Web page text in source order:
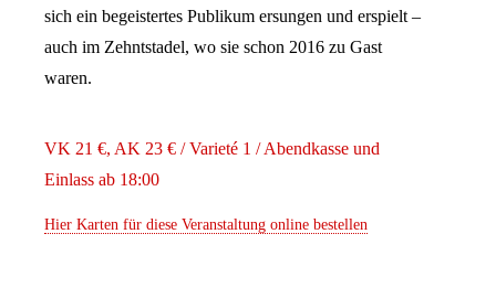
sich ein begeistertes Publikum ersungen und erspielt –
auch im Zehntstadel, wo sie schon 2016 zu Gast
waren.
VK 21 €, AK 23 € / Varieté 1 / Abendkasse und
Einlass ab 18:00
Hier Karten für diese Veranstaltung online bestellen